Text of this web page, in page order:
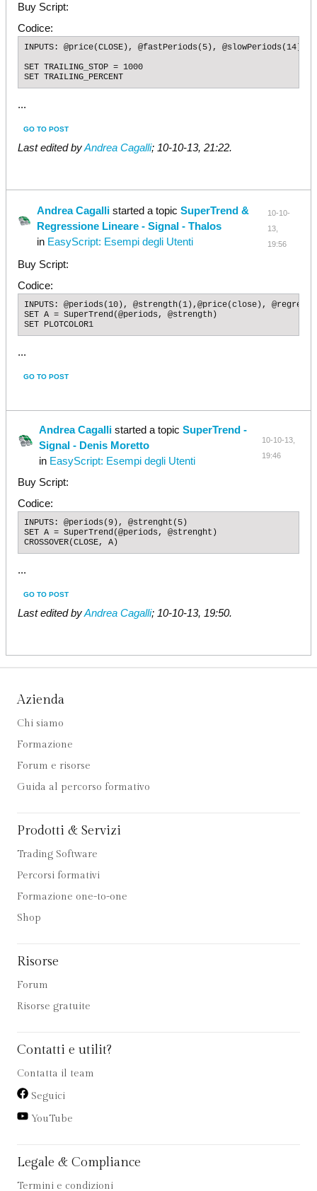
Buy Script:
Codice:
INPUTS: @price(CLOSE), @fastPeriods(5), @slowPeriods(14),
SET TRAILING_STOP = 1000
SET TRAILING_PERCENT
...
GO TO POST
Last edited byAndrea Cagalli; 10-10-13, 21:22.
Andrea Cagallistarted a topic SuperTrend &
Regressione Lineare - Signal - Thalos
in EasyScript: Esempi degli Utenti
10-10-
13,
19:56
Buy Script:
Codice:
INPUTS: @periods(10), @strength(1),@price(close),
SET A = SuperTrend(@periods, @strength)
SET PLOTCOLOR1
...
GO TO POST
Andrea Cagalli started a topicSuperTrend -
Signal - Denis Moretto
in EasyScript: Esempi degli Utenti
10-10-13,
19:46
Buy Script:
Codice:
INPUTS: @periods(9), @strenght(5)
SET A = SuperTrend(@periods, @strenght)
CROSSOVER(CLOSE, A)
...
GO TO POST
Last edited byAndrea Cagalli; 10-10-13, 19:50.
Azienda
Chi siamo
Formazione
Forum e risorse
Guida al percorso formativo
Prodotti & Servizi
Trading Software
Percorsi formativi
Formazione one-to-one
Shop
Risorse
Forum
Risorse gratuite
Contatti e utilit?
Contatta il team
Seguici
YouTube
Legale & Compliance
Termini e condizioni